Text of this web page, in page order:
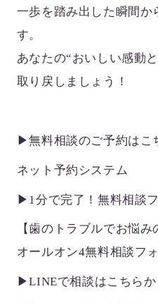
一歩を踏み出した瞬間か
す。
あなたの“おいしい感動
取り戻しましょう！
▶無料相談のご予約はこ
ネット予約システム
▶1分で完了！無料相談
【歯のトラブルでお悩
オールオン4無料相談フ
▶LINEで相談はこちらか